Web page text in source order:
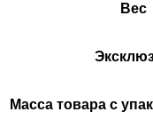
Вес
Масса товара с